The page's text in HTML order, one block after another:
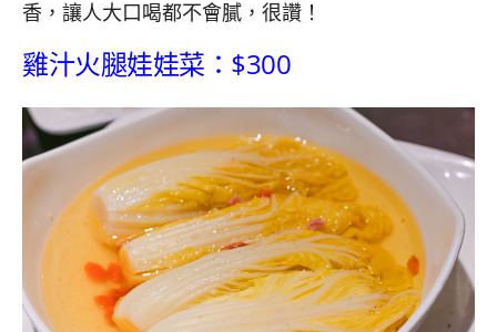
香，讓人大口喝都不會膩，很讚！
雞汁火腿娃娃菜：$300